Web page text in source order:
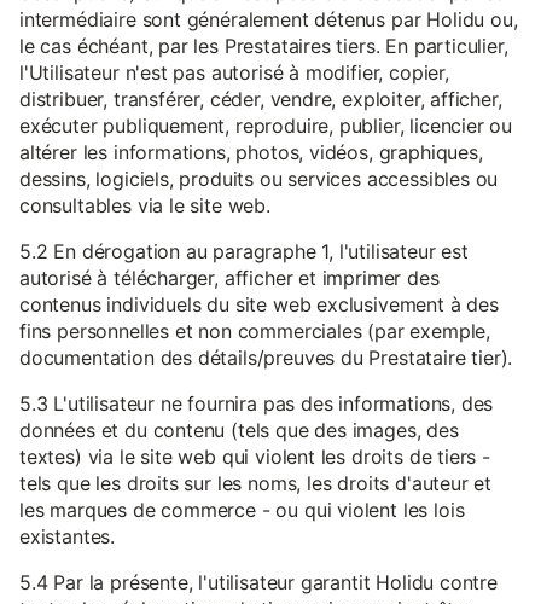
intermédiaire sont généralement détenus par Holidu ou,
le cas échéant, par les Prestataires tiers. En particulier,
l'Utilisateur n'est pas autorisé à modifier, copier,
distribuer, transférer, céder, vendre, exploiter, afficher,
exécuter publiquement, reproduire, publier, licencier ou
altérer les informations, photos, vidéos, graphiques,
dessins, logiciels, produits ou services accessibles ou
consultables via le site web.
5.2 En dérogation au paragraphe 1, l'utilisateur est
autorisé à télécharger, afficher et imprimer des
contenus individuels du site web exclusivement à des
fins personnelles et non commerciales (par exemple,
documentation des détails/preuves du Prestataire tier).
5.3 L'utilisateur ne fournira pas des informations, des
données et du contenu (tels que des images, des
textes) via le site web qui violent les droits de tiers -
tels que les droits sur les noms, les droits d'auteur et
les marques de commerce - ou qui violent les lois
existantes.
5.4 Par la présente, l'utilisateur garantit Holidu contre